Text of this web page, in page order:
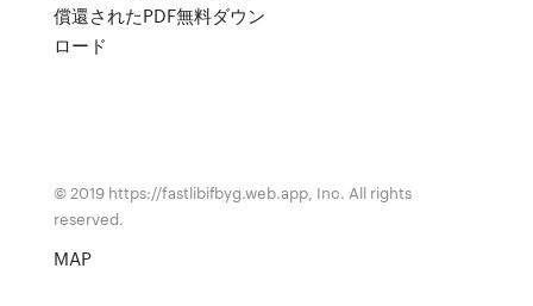
償還されたPDF無料ダウン
ロード
© 2019 https://fastlibifbyg.web.app, Inc. All rights
reserved.
MAP